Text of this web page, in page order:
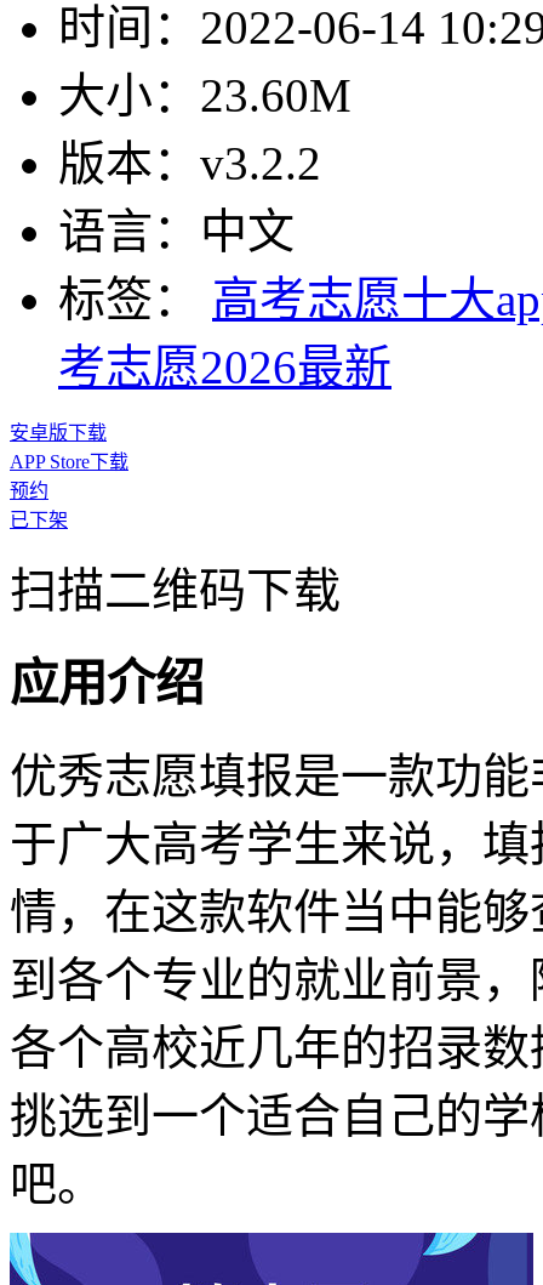
时间： 2022-06-14
大小： 23.60M
版本： v3.2.2
语言： 中文
标签：
高考志愿十大
考志愿2026最新
安卓版下载
APP Store下载
预约
已下架
扫描二维码下载
应用介绍
优秀志愿填报是一款功
于广大高考学生来说，
情，在这款软件当中能
到各个专业的就业前景
各个高校近几年的招录
挑选到一个适合自己的
吧。